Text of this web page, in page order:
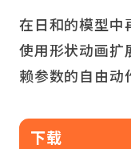
在日和的模型中
使用形状动画扩
赖参数的自由动
下载